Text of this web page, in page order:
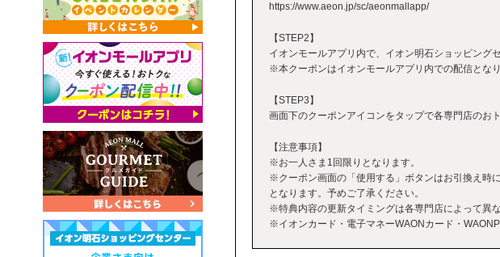
https://www.aeon.jp/sc/aeonmallapp/
【STEP2】
イオンモールアプリ内で、イオン明石ショッピング
※本クーポンはイオンモールアプリ内での配信となり
【STEP3】
画面下のクーポンアイコンをタップで各専門店のお
【注意事項】
※お一人さま1回限りとなります。
※クーポン画面の「使用する」ボタンはお引換え時
となります。予めご了承ください。
※特典内容の更新タイミングは各専門店によって異な
※イオンカード・電子マネーWAONカード・